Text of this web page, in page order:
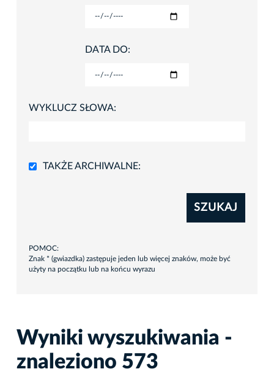
DATA DO:
WYKLUCZ SŁOWA:
TAKŻE ARCHIWALNE:
SZUKAJ
POMOC:
Znak * (gwiazdka) zastępuje jeden lub więcej znaków, może być
użyty na początku lub na końcu wyrazu
Wyniki wyszukiwania -
znaleziono 573